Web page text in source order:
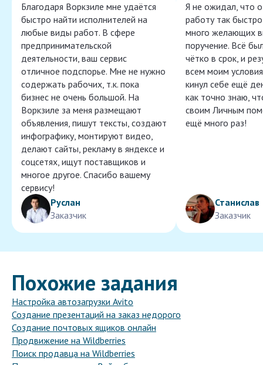
Благодаря Воркзиле мне удаётся
быстро найти исполнителей на
любые виды работ. В сфере
предпринимательской
деятельности, ваш сервис
отличное подспорье. Мне не нужно
содержать рабочих, т.к. пока
бизнес не очень большой. На
Воркзиле за меня размещают
объявления, пишут тексты, создают
инфографику, монтируют видео,
делают сайты, рекламу в яндексе и
соцсетях, ищут поставщиков и
многое другое. Спасибо вашему
сервису!
Руслан
Заказчик
Я не ожидал, что
работу так
много желающих
поручение. Всё
чётко в срок, и
всем моим
кинул себе ещё
как точно знаю,
своим Личным
ещё много раз!
Станислав
Заказчик
Похожие задания
Настройка автозагрузки Avito
Создание презентаций на заказ недорого
Создание почтовых ящиков онлайн
Продвижение на Wildberries
Поиск продавца на Wildberries